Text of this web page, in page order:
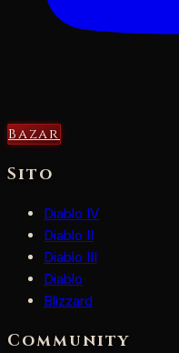
Bazar
Sito
Diablo IV
Diablo II
Diablo III
Diablo
Blizzard
Community